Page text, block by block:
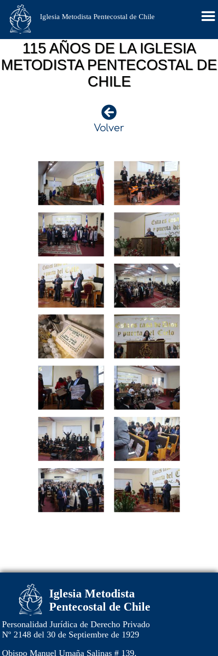
Iglesia Metodista Pentecostal de Chile
115 AÑOS DE LA IGLESIA
METODISTA PENTECOSTAL DE
CHILE
Volver
Iglesia Metodista
Pentecostal de Chile
Personalidad Jurídica de Derecho Privado
Nº 2148 del 30 de Septiembre de 1929
Obispo Manuel Umaña Salinas # 139,